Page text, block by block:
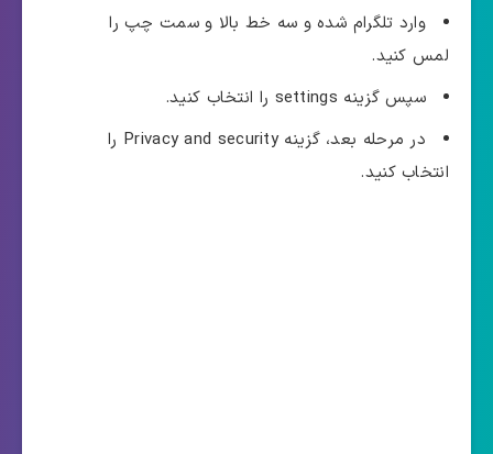
وارد تلگرام شده و سه خط بالا و سمت چپ را
لمس کنید.
سپس گزینه settings را انتخاب کنید.
در مرحله بعد، گزینه Privacy and security را
انتخاب کنید.